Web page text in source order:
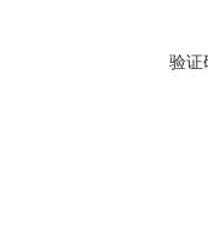
验证